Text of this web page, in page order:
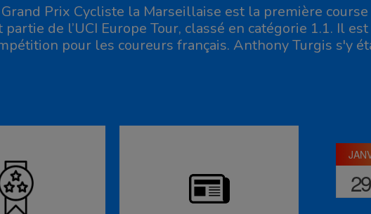
Grand Prix Cycliste la Marseillaise est la première
partie de l’UCI Europe Tour, classé en catégorie 1.1. Il
pour les coureurs français. Anthony Turgis s'y
29